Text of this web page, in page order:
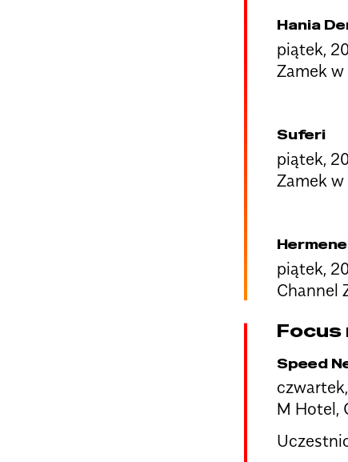
Hania
piątek,
Zamek w
Suferi
piątek,
Zamek w
piątek,
Channel
Focus
Speed
M Hotel,